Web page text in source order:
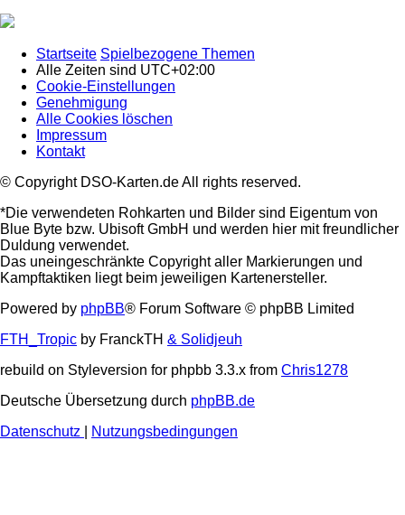
Startseite Spielbezogene Themen
Alle Zeiten sind UTC+02:00
Cookie-Einstellungen
Genehmigung
Alle Cookies löschen
Impressum
Kontakt
© Copyright DSO-Karten.de All rights reserved.
*Die verwendeten Rohkarten und Bilder sind Eigentum von
Blue Byte bzw. Ubisoft GmbH und werden hier mit freundlicher
Duldung verwendet.
Das uneingeschränkte Copyright aller Markierungen und
Kampftaktiken liegt beim jeweiligen Kartenersteller.
Powered by phpBB® Forum Software © phpBB Limited
FTH_Tropic by FranckTH & Solidjeuh
rebuild on Styleversion for phpbb 3.3.x from Chris1278
Deutsche Übersetzung durch phpBB.de
Datenschutz
Nutzungsbedingungen